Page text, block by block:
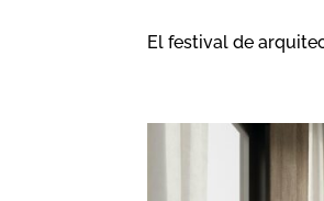
El festival de